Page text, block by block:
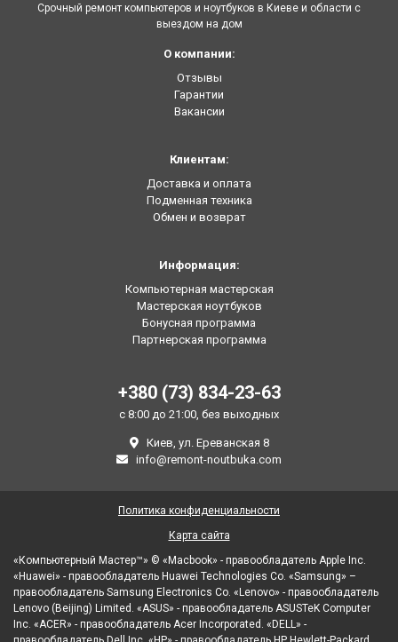
Срочный ремонт компьютеров и ноутбуков в Киеве и области с
выездом на дом
О компании:
Отзывы
Гарантии
Вакансии
Клиентам:
Доставка и оплата
Подменная техника
Обмен и возврат
Информация:
Компьютерная мастерская
Мастерская ноутбуков
Бонусная программа
Партнерская программа
+380 (73) 834-23-63
с 8:00 до 21:00, без выходных
Киев, ул. Ереванская 8
info@remont-noutbuka.com
«Компьютерный Мастер™» © «Macbook» - правообладатель Apple Inc.
«Huawei» - правообладатель Huawei Technologies Co. «Samsung» –
правообладатель Samsung Electronics Co. «Lenovo» - правообладатель
Lenovo (Beijing) Limited. «ASUS» - правообладатель ASUSTeK Computer
Inc. «ACER» - правообладатель Acer Incorporated. «DELL» -
Политика конфиденциальности
Карта сайта